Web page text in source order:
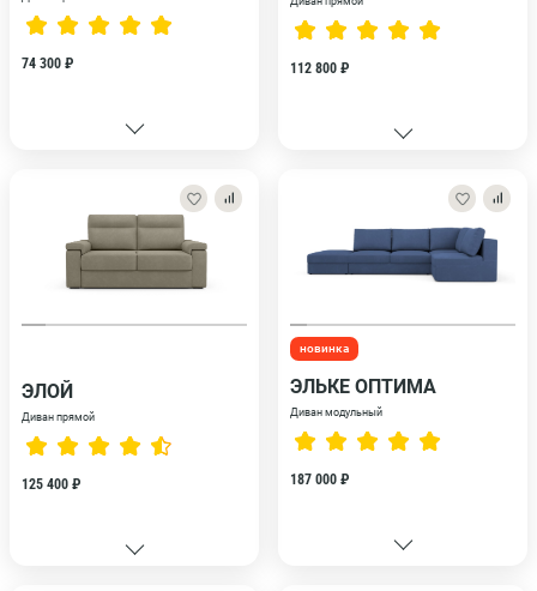
74 300 ₽ 112 800 ₽
ЭЛОЙ
Диван прямой
125 400 ₽
новинка
ЭЛЬКЕ ОПТИМА
Диван модульный
187 000 ₽